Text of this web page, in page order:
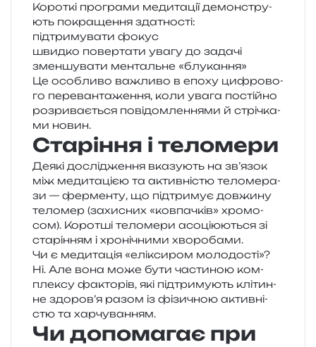
Короткі про­гра­ми меди­та­ції демон­стру­
ють покра­ще­н­ня здатності:
під­три­му­ва­ти фокус
швид­ко повер­та­ти увагу до задачі
змен­шу­ва­ти мен­таль­не «блу­ка­н­ня»
Це осо­бли­во важли­во в епоху цифро­во­
го пере­ван­та­же­н­ня, коли увага постій­но
роз­ри­ва­є­ться пові­дом­ле­н­ня­ми й стрі­чка­
ми новин.
Старіння і теломери
Деякі дослі­дже­н­ня вка­зу­ють на зв’язок
між меди­та­ці­єю та актив­ні­стю тело­ме­ра­
зи — фер­мен­ту, що під­три­мує дов­жи­ну
тело­мер (захи­сних «ков­па­чків» хро­мо­
сом). Коротші тело­ме­ри асо­ці­ю­ю­ться зі
ста­рі­н­ням і хро­ні­чни­ми хворобами.
Чи є меди­та­ція «елі­кси­ром моло­до­сті»?
Ні. Але вона може бути части­ною ком­
пле­ксу факто­рів, які під­три­му­ють клі­тин­
не здоров’я разом із фізи­чною актив­ні­
стю та харчуванням.
Чи допомагає при